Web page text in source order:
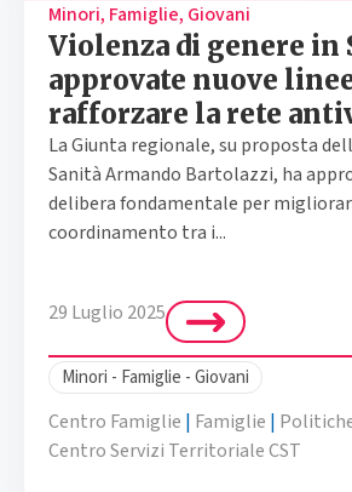
Minori, Famiglie, Giovani
Violenza di genere in
approvate nuove
rafforzare la rete
La Giunta regionale, su proposta
Sanità Armando Bartolazzi, ha
delibera fondamentale per
coordinamento tra i...
29 Luglio 2025
Minori - Famiglie - Giovani
Centro Famiglie | Famiglie |
Centro Servizi Territoriale CST